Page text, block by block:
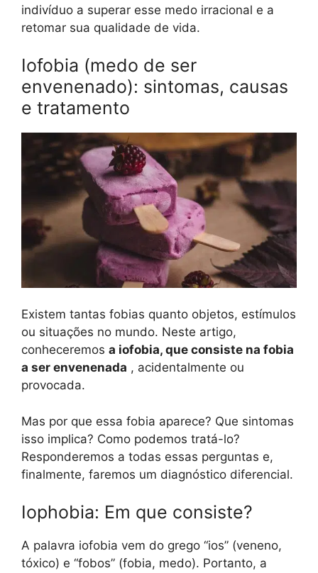
indivíduo a superar esse medo irracional e a
retomar sua qualidade de vida.
Iofobia (medo de ser
envenenado): sintomas, causas
e tratamento
Existem tantas fobias quanto objetos, estímulos
ou situações no mundo. Neste artigo,
conheceremos a iofobia, que consiste na fobia
a ser envenenada , acidentalmente ou
provocada.
Mas por que essa fobia aparece? Que sintomas
isso implica? Como podemos tratá-lo?
Responderemos a todas essas perguntas e,
finalmente, faremos um diagnóstico diferencial.
Iophobia: Em que consiste?
A palavra iofobia vem do grego “ios” (veneno,
tóxico) e “fobos” (fobia, medo). Portanto, a